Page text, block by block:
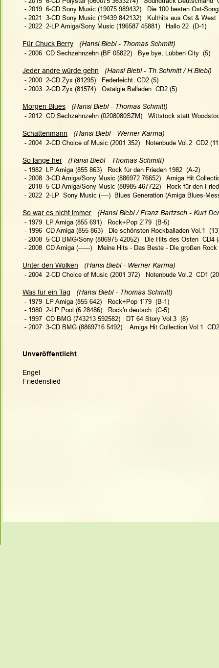
- 2019  6-CD Sony Music (19075 989432)   Die 100 besten Ost-
- 2021  3-CD Sony Music (19439 842132)   Kulthits aus Ost & West
- 2022  2-LP Amiga/Sony Music (196587 45881)   Hallo 22  (D-1)
Für Chuck Berry
(Hansi Biebl - Thomas Schmitt)
- 2006  CD Sechzehnzehn (BF 05822)   Bye bye, Lübben City  (5)
Jeder andre würde gehn
(Hansi Biebl - Th.Schmitt / H.Biebl)
- 2000  2-CD Zyx (81295)   Federleicht  CD2 (5)
- 2003  2-CD Zyx (81574)   Ostalgie Balladen  CD2 (5)
Morgen Blues
(Hansi Biebl - Thomas Schmitt)
- 2012  CD Sechzehnzehn (0208080SZM)   Wittstock statt
Schattenmann
(Hansi Biebl - Werner Karma)
- 2004  2-CD Choice of Music (2001 352)   Notenbude Vol.2  CD2
So lange her
(Hansi Biebl - Thomas Schmitt)
- 1982  LP Amiga (855 863)   Rock für den Frieden 1982  (A-2)
- 2008  3-CD Amiga/Sony Music (886972 76652)   Amiga Hit
- 2018  5-CD Amiga/Sony Music (88985 467722)   Rock für den
- 2022  2-LP  Sony Music (----)  Blues Generation (Amiga Blues-
So war es nicht immer
(Hansi Biebl / Franz Bartzsch - Kurt
- 1979  LP Amiga (855 691)   Rock+Pop 2`79  (B-5)
- 1996  CD Amiga (855 863)   Die schönsten Rockballaden Vol.1
- 2008  5-CD BMG/Sony (886975 42052)   Die Hits des Osten  CD4
- 2008  CD Amiga (------)   Meine Hits - Das Beste - Die großen
Unter den Wolken
(Hansi Biebl - Werner Karma)
- 2004  2-CD Choice of Music (2001 372)   Notenbude Vol.2  CD1
Was für ein Tag
(Hansi Biebl - Thomas Schmitt)
- 1979  LP Amiga (855 642)   Rock+Pop 1`79  (B-1)
- 1980  2-LP Pool (6.28486)   Rock'n deutsch  (C-5)
- 1997  CD BMG (743213 592582)   DT 64 Story Vol.3  (8)
- 2007  3-CD BMG (8869716 5492)    Amiga Hit Collection Vol.1
Unveröffentlicht
Engel
Friedenslied